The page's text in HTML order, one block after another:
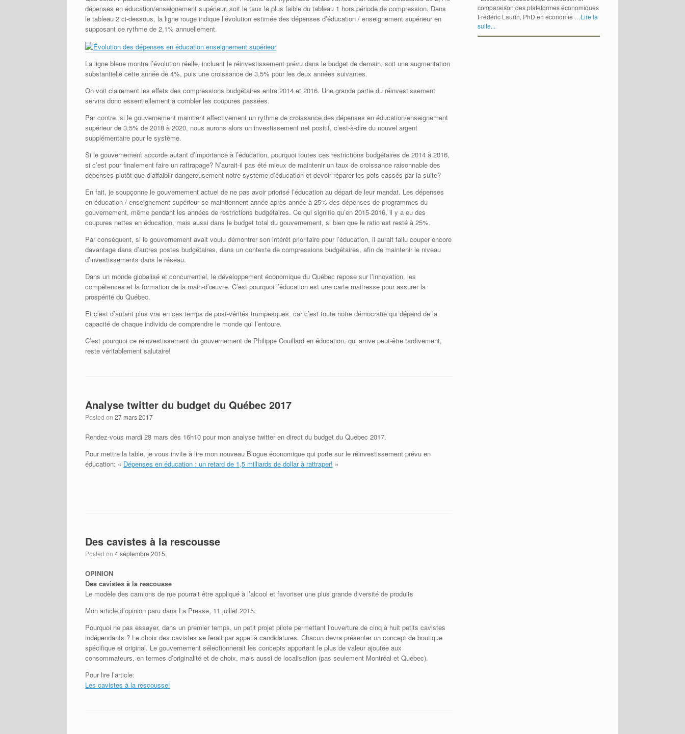
dépenses en éducation/enseignement supérieur, soit le taux le plus faible du tableau 1 hors période de compression. Dans
le tableau 2 ci-dessous, la ligne rouge indique l’évolution estimée des dépenses d’éducation / enseignement supérieur en
supposant ce rythme de 2,1% annuellement.
La ligne bleue montre l’évolution réelle, incluant le réinvestissement prévu dans le budget de demain, soit une augmentation
substantielle cette année de 4%, puis une croissance de 3,5% pour les deux années suivantes.
On voit clairement les effets des compressions budgétaires entre 2014 et 2016. Une grande partie du réinvestissement
servira donc essentiellement à combler les coupures passées.
Par contre, si le gouvernement maintient effectivement un rythme de croissance des dépenses en éducation/enseignement
supérieur de 3,5% de 2018 à 2020, nous aurons alors un investissement net positif, c’est-à-dire du nouvel argent
supplémentaire pour le système.
Si le gouvernement accorde autant d’importance à l’éducation, pourquoi toutes ces restrictions budgétaires de 2014 à 2016,
si c’est pour finalement faire un rattrapage? N’aurait-il pas été mieux de maintenir un taux de croissance raisonnable des
dépenses plutôt que d’affaiblir dangereusement notre système d’éducation et devoir réparer les pots cassés par la suite?
En fait, je soupçonne le gouvernement actuel de ne pas avoir priorisé l’éducation au départ de leur mandat. Les dépenses
en éducation / enseignement supérieur se maintiennent année après année à 25% des dépenses de programmes du
gouvernement, même pendant les années de restrictions budgétaires. Ce qui signifie qu’en 2015-2016, il y a eu des
coupures nettes en éducation, mais aussi dans le budget total du gouvernement, si bien que le ratio est resté à 25%.
Par conséquent, si le gouvernement avait voulu démontrer son intérêt prioritaire pour l’éducation, il aurait fallu couper encore
davantage dans d’autres postes budgétaires, dans un contexte de compressions budgétaires, afin de maintenir le niveau
d’investissements dans le réseau.
Dans un monde globalisé et concurrentiel, le développement économique du Québec repose sur l’innovation, les
compétences et la formation de la main-d’œuvre. C’est pourquoi l’éducation est une carte maitresse pour assurer la
prospérité du Québec.
Et c’est d’autant plus vrai en ces temps de post-vérités trumpesques, car c’est toute notre démocratie qui dépend de la
capacité de chaque individu de comprendre le monde qui l’entoure.
C’est pourquoi ce réinvestissement du gouvernement de Philippe Couillard en éducation, qui arrive peut-être tardivement,
reste véritablement salutaire!
Analyse twitter du budget du Québec 2017
Posted on 27 mars 2017
Rendez-vous mardi 28 mars dès 16h10 pour mon analyse twitter en direct du budget du Québec 2017.
Pour mettre la table, je vous invite à lire mon nouveau Blogue économique qui porte sur le réinvestissement prévu en
éducation: « Dépenses en éducation : un retard de 1,5 milliards de dollar à rattraper! »
Des cavistes à la rescousse
Posted on 4 septembre 2015
OPINION
Des cavistes à la rescousse
Le modèle des camions de rue pourrait être appliqué à l’alcool et favoriser une plus grande diversité de produits
Mon article d’opinion paru dans La Presse, 11 juillet 2015.
Pourquoi ne pas essayer, dans un premier temps, un petit projet pilote permettant l’ouverture de cinq à huit petits cavistes
indépendants ? Le choix des cavistes se ferait par appel à candidatures. Chacun devra présenter un concept de boutique
spécifique et original. Le gouvernement sélectionnerait les concepts apportant le plus de valeur ajoutée aux
consommateurs, en termes d’originalité et de choix, mais aussi de localisation (pas seulement Montréal et Québec).
Pour lire l’article:
Les cavistes à la rescousse!
comparaison des plateformes économiques
Frédéric Laurin, PhD en économie …Lire la
suite...